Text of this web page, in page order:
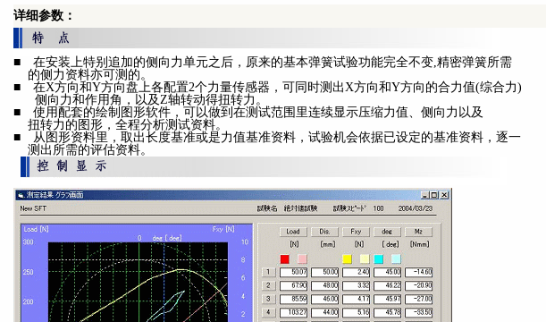
详细参数：
■ 在安装上特别追加的侧向力单元之后，原来的基本弹簧试验功能完全不变,精密弹簧所需
的侧力资料亦可测的。
■ 在X方向和Y方向盘上各配置2个力量传感器，可同时测出X方向和Y方向的合力值(综合力)
侧向力和作用角，以及Z轴转动得扭转力。
■ 使用配套的绘制图形软件，可以做到在测试范围里连续显示压缩力值、侧向力以及
扭转力的图形，全程分析测试资料。
■ 从图形资料里，取出长度基准或是力值基准资料，试验机会依据已设定的基准资料，逐一
测出所需的评估资料。